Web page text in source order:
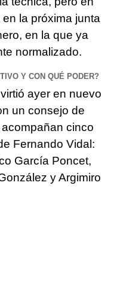
la próxima junta
en la que ya
normalizado.
Y CON QUÉ PODER?
ayer en nuevo
un consejo de
cinco
Fernando Vidal:
García Poncet,
y Argimiro